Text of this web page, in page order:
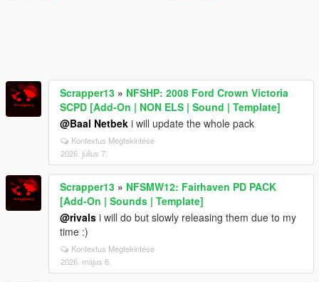
Scrapper13 » NFSHP: 2008 Ford Crown Victoria
SCPD [Add-On | NON ELS | Sound | Template]
@Baal Netbek i will update the whole pack
Kontextus Megtekintése
2026. július 7.
Scrapper13 » NFSMW12: Fairhaven PD PACK
[Add-On | Sounds | Template]
@rivals i will do but slowly releasing them due to my
time :)
Kontextus Megtekintése
2026. május 6.